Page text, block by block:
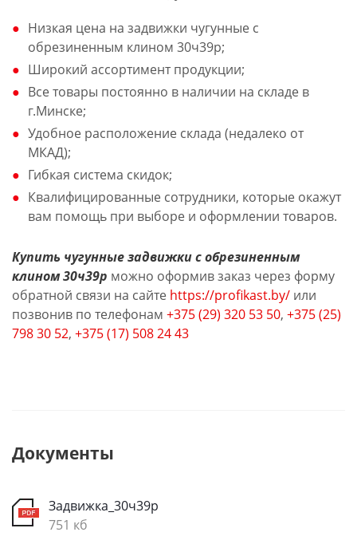
Низкая цена на задвижки чугунные с
обрезиненным клином 30ч39р;
Широкий ассортимент продукции;
Все товары постоянно в наличии на складе в
г.Минске;
Удобное расположение склада (недалеко от
МКАД);
Гибкая система скидок;
Квалифицированные сотрудники, которые окажут
вам помощь при выборе и оформлении товаров.
Купить чугунные задвижки с обрезиненным
клином 30ч39р можно оформив заказ через форму
обратной связи на сайте https://profikast.by/ или
позвонив по телефонам +375 (29) 320 53 50, +375 (25)
798 30 52, +375 (17) 508 24 43
Документы
Задвижка_30ч39р
751 кб